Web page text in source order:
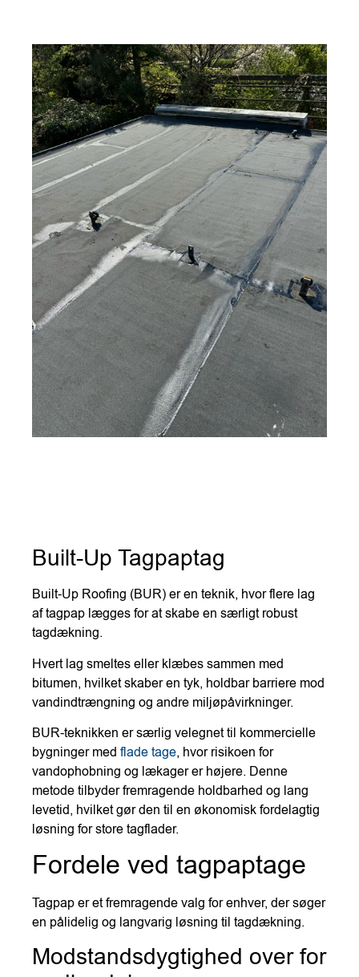
Built-Up Tagpaptag
Built-Up Roofing (BUR) er en teknik, hvor flere lag
af tagpap lægges for at skabe en særligt robust
tagdækning.
Hvert lag smeltes eller klæbes sammen med
bitumen, hvilket skaber en tyk, holdbar barriere mod
vandindtrængning og andre miljøpåvirkninger.
BUR-teknikken er særlig velegnet til kommercielle
bygninger med flade tage, hvor risikoen for
vandophobning og lækager er højere. Denne
metode tilbyder fremragende holdbarhed og lang
levetid, hvilket gør den til en økonomisk fordelagtig
løsning for store tagflader.
Fordele ved tagpaptage
Tagpap er et fremragende valg for enhver, der søger
en pålidelig og langvarig løsning til tagdækning.
Modstandsdygtighed over for